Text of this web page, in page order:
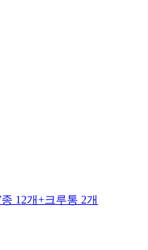
12개+크루통 2개